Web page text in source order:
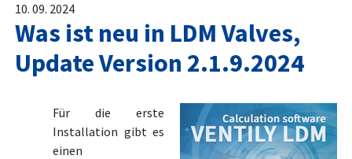
10. 09. 2024
Was ist neu in LDM Valves,
Update Version 2.1.9.2024
Für die erste
Installation gibt es
einen